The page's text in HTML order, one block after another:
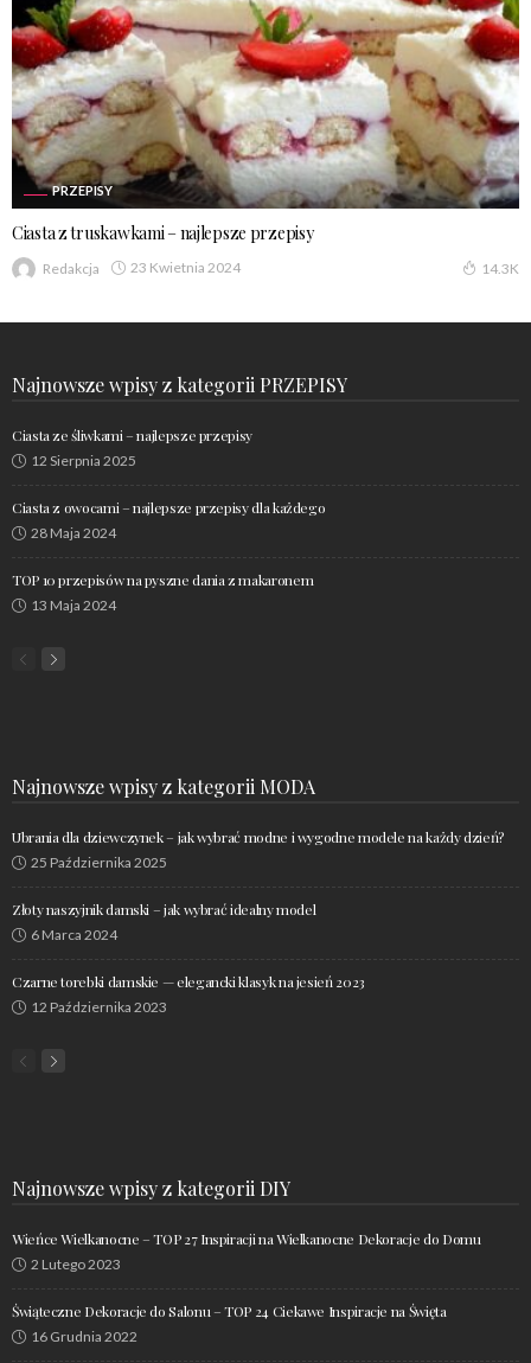
PRZEPISY
Ciasta z truskawkami – najlepsze przepisy
Redakcja 23 Kwietnia 2024 14.3K
Najnowsze wpisy z kategorii PRZEPISY
Ciasta ze śliwkami – najlepsze przepisy
12 Sierpnia 2025
Ciasta z owocami – najlepsze przepisy dla każdego
28 Maja 2024
TOP 10 przepisów na pyszne dania z makaronem
13 Maja 2024
Najnowsze wpisy z kategorii MODA
Ubrania dla dziewczynek – jak wybrać modne i wygodne modele na każdy dzień?
25 Października 2025
Złoty naszyjnik damski – jak wybrać idealny model
6 Marca 2024
Czarne torebki damskie — elegancki klasyk na jesień 2023
12 Października 2023
Najnowsze wpisy z kategorii DIY
Wieńce Wielkanocne – TOP 27 Inspiracji na Wielkanocne Dekoracje do Domu
2 Lutego 2023
Świąteczne Dekoracje do Salonu – TOP 24 Ciekawe Inspiracje na Święta
16 Grudnia 2022